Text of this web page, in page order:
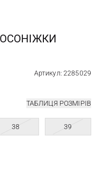
Артикул: 2285029
ТАБЛИЦЯ РОЗМІРІВ
38 39